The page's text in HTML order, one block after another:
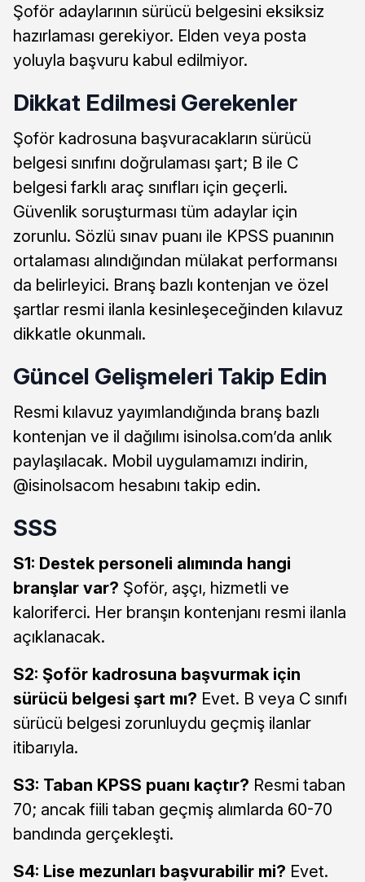
Şoför adaylarının sürücü belgesini eksiksiz
hazırlaması gerekiyor. Elden veya posta
yoluyla başvuru kabul edilmiyor.
Dikkat Edilmesi Gerekenler
Şoför kadrosuna başvuracakların sürücü
belgesi sınıfını doğrulaması şart; B ile C
belgesi farklı araç sınıfları için geçerli.
Güvenlik soruşturması tüm adaylar için
zorunlu. Sözlü sınav puanı ile KPSS puanının
ortalaması alındığından mülakat performansı
da belirleyici. Branş bazlı kontenjan ve özel
şartlar resmi ilanla kesinleşeceğinden kılavuz
dikkatle okunmalı.
Güncel Gelişmeleri Takip Edin
Resmi kılavuz yayımlandığında branş bazlı
kontenjan ve il dağılımı isinolsa.com’da anlık
paylaşılacak. Mobil uygulamamızı indirin,
@isinolsacom hesabını takip edin.
SSS
S1: Destek personeli alımında hangi
branşlar var? Şoför, aşçı, hizmetli ve
kaloriferci. Her branşın kontenjanı resmi ilanla
açıklanacak.
S2: Şoför kadrosuna başvurmak için
sürücü belgesi şart mı? Evet. B veya C sınıfı
sürücü belgesi zorunluydu geçmiş ilanlar
itibarıyla.
S3: Taban KPSS puanı kaçtır? Resmi taban
70; ancak fiili taban geçmiş alımlarda 60-70
bandında gerçekleşti.
S4: Lise mezunları başvurabilir mi? Evet.